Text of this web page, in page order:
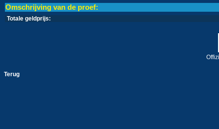
Omschrijving van de proef:
Totale geldprijs:
Terug